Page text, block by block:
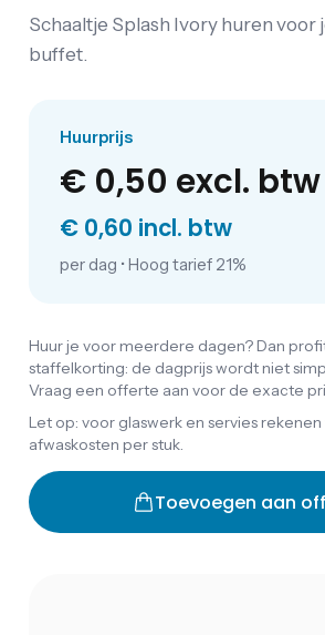
Schaaltje Splash Ivory huren voor
buffet.
Huurprijs
€ 0,50 excl. btw
€ 0,60 incl. btw
per dag • Hoog tarief 21%
Huur je voor meerdere dagen? Dan
staffelkorting: de dagprijs wordt niet
Vraag een offerte aan voor de exacte
Let op: voor glaswerk en servies
afwaskosten per stuk.
Toevoegen aan